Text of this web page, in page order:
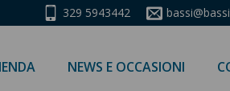
329 5943442
NEWS E OCCASIONI